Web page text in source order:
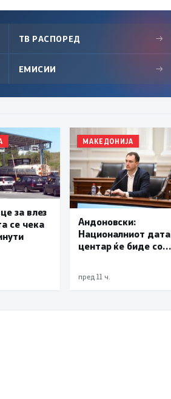
ТВ РАСПОРЕД →
ЕМИСИИ →
за влез
се чека
МАКЕДОНИЈА
Андоновски:
Националниот дата
центар ќе биде со
исклучиво за
пред 11 ч.